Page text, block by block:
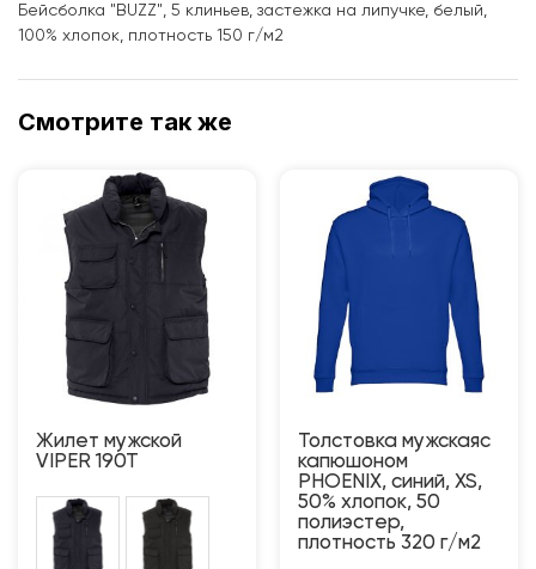
Бейсболка "BUZZ", 5 клиньев, застежка на липучке, белый,
100% хлопок, плотность 150 г/м2
Смотрите так же
Жилет мужской
VIPER 190T
Толстовка мужскаяс
капюшоном
PHOENIX, синий, XS,
50% хлопок, 50
полиэстер,
плотность 320 г/м2